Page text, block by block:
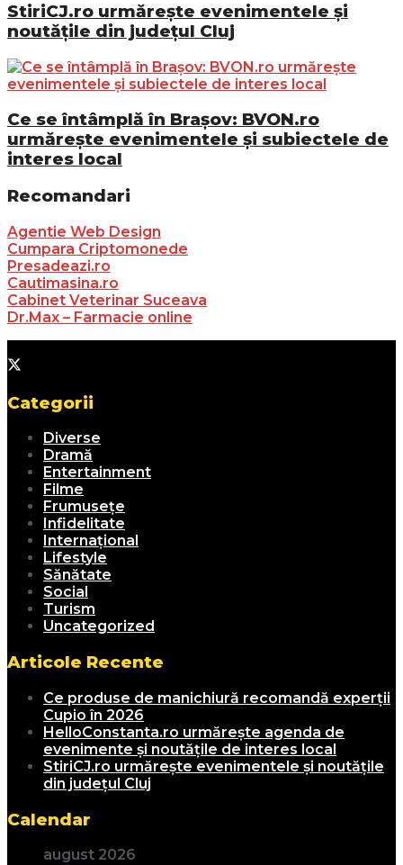
StiriCJ.ro urmărește evenimentele și
noutățile din județul Cluj
Ce se întâmplă în Brașov: BVON.ro
urmărește evenimentele și subiectele de
interes local
Recomandari
Agentie Web Design
Cumpara Criptomonede
Presadeazi.ro
Cautimasina.ro
Cabinet Veterinar Suceava
Dr.Max – Farmacie online
Categorii
Diverse
Dramă
Entertainment
Filme
Frumusețe
Infidelitate
Internațional
Lifestyle
Sănătate
Social
Turism
Uncategorized
Articole Recente
Ce produse de manichiură recomandă experții
Cupio în 2026
HelloConstanta.ro urmărește agenda de
evenimente și noutățile de interes local
StiriCJ.ro urmărește evenimentele și noutățile
din județul Cluj
Calendar
august 2026